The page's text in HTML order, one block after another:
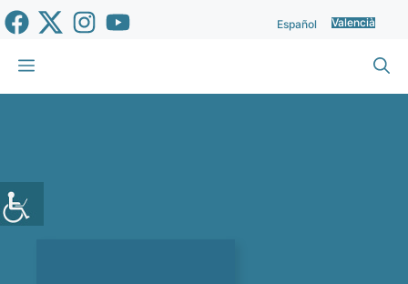
Vés
al
contingut
Español Valencià
Menu